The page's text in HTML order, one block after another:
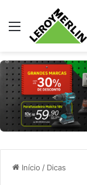
Menu
Início / Dicas